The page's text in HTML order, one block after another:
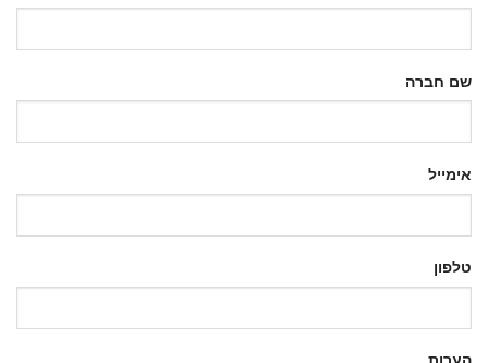
שם חברה
אימייל
טלפון